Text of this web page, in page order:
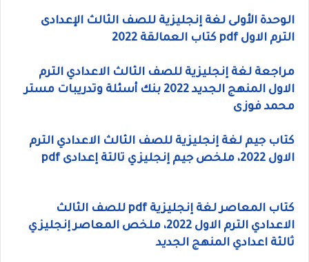
الوحدة الأولى لغة إنجليزية للصف الثالث الإعدادى
الترم الاول pdf كتاب العمالقة 2022
مراجعة لغة إنجليزية للصف الثالث الاعدادي الترم
الاول المنهج الجديد 2022 بنك أسئلة وتدريبات مستر
محمد فوزى
كتاب جيم لغة إنجليزية للصف الثالث الاعدادي الترم
الاول 2022، ملخص جيم إنجليزي تالتة إعدادى pdf
كتاب المعاصر لغة إنجليزية pdf للصف الثالث
الاعدادي الترم الاول 2022، ملخص المعاصر إنجليزي
ثالثة اعدادي المنهج الجديد